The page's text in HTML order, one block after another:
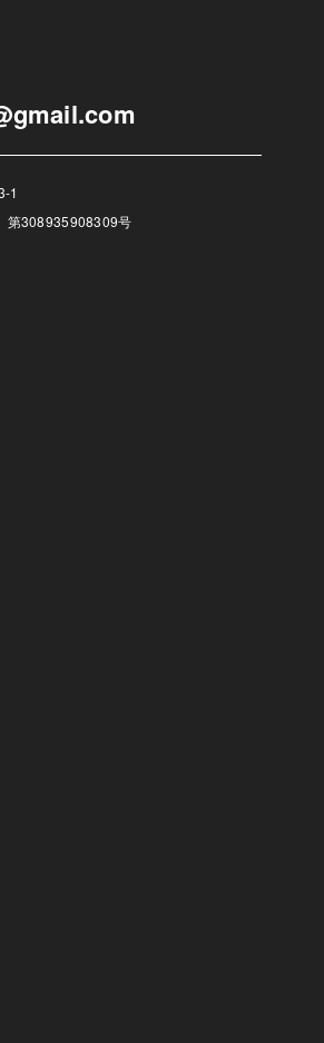
1
第308935908309号